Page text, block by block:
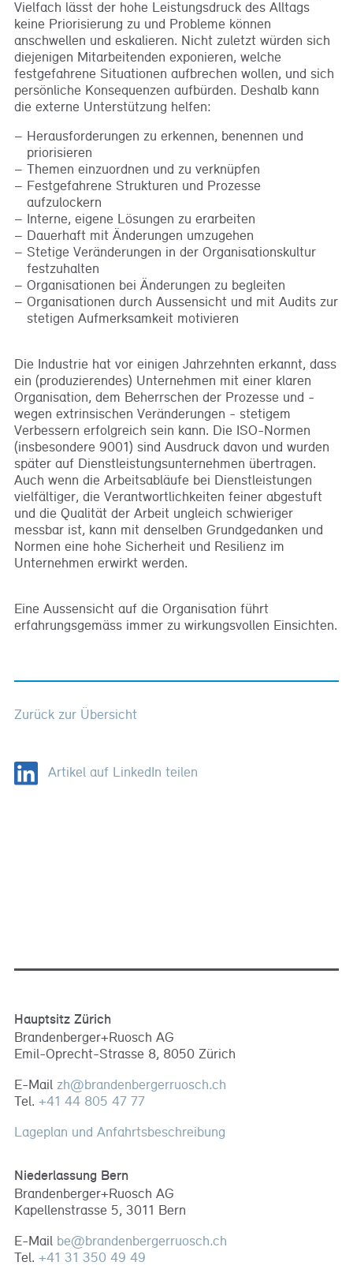
Vielfach lässt der hohe Leistungsdruck des Alltags
keine Priorisierung zu und Probleme können
anschwellen und eskalieren. Nicht zuletzt würden sich
diejenigen Mitarbeitenden exponieren, welche
festgefahrene Situationen aufbrechen wollen, und sich
persönliche Konsequenzen aufbürden. Deshalb kann
die externe Unterstützung helfen:
Herausforderungen zu erkennen, benennen und
priorisieren
Themen einzuordnen und zu verknüpfen
Festgefahrene Strukturen und Prozesse
aufzulockern
Interne, eigene Lösungen zu erarbeiten
Dauerhaft mit Änderungen umzugehen
Stetige Veränderungen in der Organisationskultur
festzuhalten
Organisationen bei Änderungen zu begleiten
Organisationen durch Aussensicht und mit Audits zur
stetigen Aufmerksamkeit motivieren
Die Industrie hat vor einigen Jahrzehnten erkannt, dass
ein (produzierendes) Unternehmen mit einer klaren
Organisation, dem Beherrschen der Prozesse und -
wegen extrinsischen Veränderungen - stetigem
Verbessern erfolgreich sein kann. Die ISO-Normen
(insbesondere 9001) sind Ausdruck davon und wurden
später auf Dienstleistungsunternehmen übertragen.
Auch wenn die Arbeitsabläufe bei Dienstleistungen
vielfältiger, die Verantwortlichkeiten feiner abgestuft
und die Qualität der Arbeit ungleich schwieriger
messbar ist, kann mit denselben Grundgedanken und
Normen eine hohe Sicherheit und Resilienz im
Unternehmen erwirkt werden.
Eine Aussensicht auf die Organisation führt
erfahrungsgemäss immer zu wirkungsvollen Einsichten.
Zurück zur Übersicht
Artikel auf LinkedIn teilen
Hauptsitz Zürich
Brandenberger+Ruosch AG
Emil-Oprecht-Strasse 8, 8050 Zürich
E-Mail zh@brandenbergerruosch.ch
Tel. +41 44 805 47 77
Lageplan und Anfahrtsbeschreibung
Niederlassung Bern
Brandenberger+Ruosch AG
Kapellenstrasse 5, 3011 Bern
E-Mail be@brandenbergerruosch.ch
Tel. +41 31 350 49 49